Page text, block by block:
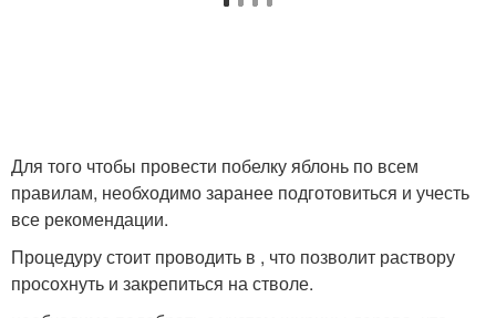
Для того чтобы провести побелку яблонь по всем
правилам, необходимо заранее подготовиться и учесть
все рекомендации.
Процедуру стоит проводить в , что позволит раствору
просохнуть и закрепиться на стволе.